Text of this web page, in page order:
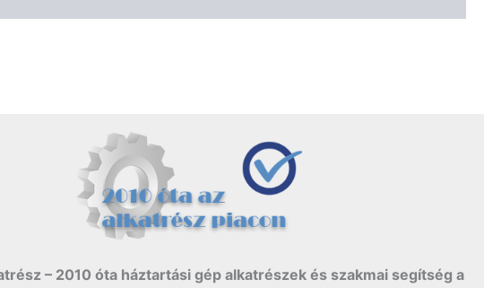
– 2010 óta háztartási gép alkatrészek és szakmai segítség a